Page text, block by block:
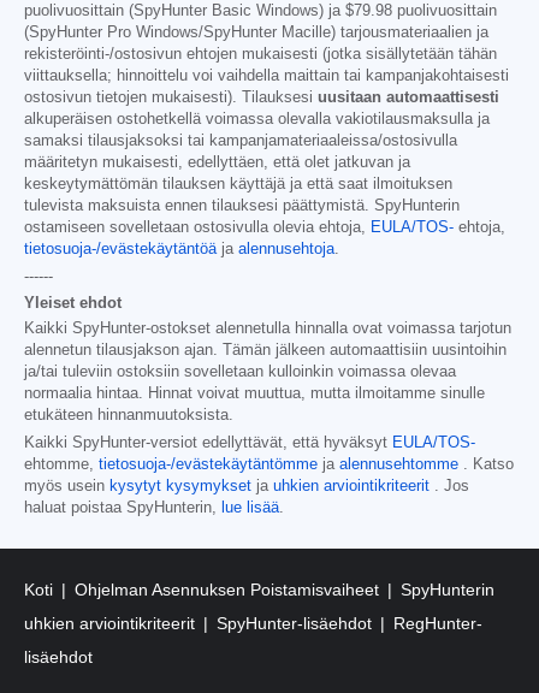
puolivuosittain (SpyHunter Basic Windows) ja $79.98 puolivuosittain
(SpyHunter Pro Windows/SpyHunter Macille) tarjousmateriaalien ja
rekisteröinti-/ostosivun ehtojen mukaisesti (jotka sisällytetään tähän
viittauksella; hinnoittelu voi vaihdella maittain tai kampanjakohtaisesti
ostosivun tietojen mukaisesti). Tilauksesi uusitaan automaattisesti
alkuperäisen ostohetkellä voimassa olevalla vakiotilausmaksulla ja
samaksi tilausjaksoksi tai kampanjamateriaaleissa/ostosivulla
määritetyn mukaisesti, edellyttäen, että olet jatkuvan ja
keskeytymättömän tilauksen käyttäjä ja että saat ilmoituksen
tulevista maksuista ennen tilauksesi päättymistä. SpyHunterin
ostamiseen sovelletaan ostosivulla olevia ehtoja,
EULA/TOS- ehtoja,
tietosuoja-/evästekäytäntöä ja alennusehtoja
------
Yleiset ehdot
Kaikki SpyHunter-ostokset alennetulla hinnalla ovat voimassa tarjotun
alennetun tilausjakson ajan. Tämän jälkeen automaattisiin uusintoihin
ja/tai tuleviin ostoksiin sovelletaan kulloinkin voimassa olevaa
normaalia hintaa. Hinnat voivat muuttua, mutta ilmoitamme sinulle
etukäteen hinnanmuutoksista.
Kaikki SpyHunter-versiot edellyttävät, että hyväksyt EULA/TOS-
ehtomme, tietosuoja-/evästekäytäntömme ja alennusehtomme . Katso
myös usein kysytyt kysymykset ja uhkien arviointikriteerit . Jos
haluat poistaa SpyHunterin,
lue lisää
Koti Ohjelman Asennuksen Poistamisvaiheet
SpyHunterin
uhkien arviointikriteerit
SpyHunter-lisäehdot
RegHunter-
lisäehdot